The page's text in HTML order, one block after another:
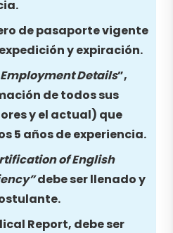
de pasaporte vigente
y expiración.
Employment Details”,
de todos sus
y el actual) que
5 años de experiencia.
of English
debe ser llenado y
Report, debe ser